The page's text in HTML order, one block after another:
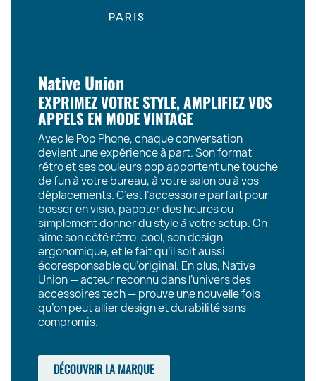
Native Union
EXPRIMEZ VOTRE STYLE, AMPLIFIEZ VOS
APPELS EN MODE VINTAGE
Avec le Pop Phone, chaque conversation
devient une expérience à part. Son format
rétro et ses couleurs pop apportent une touche
de fun à votre bureau, à votre salon ou à vos
déplacements. C’est l’accessoire parfait pour
bosser en visio, papoter des heures ou
simplement donner du style à votre setup. On
aime son côté rétro-cool, son design
ergonomique, et le fait qu’il soit aussi
écoresponsable qu’original. En plus, Native
Union — acteur reconnu dans l’univers des
accessoires tech — prouve une nouvelle fois
qu’on peut allier design et durabilité sans
compromis.
DÉCOUVRIR LA MARQUE